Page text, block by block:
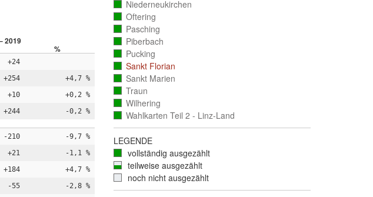
2019
%
+24
+254 +4,7 %
+10 +0,2 %
+244 -0,2 %
-210 -9,7 %
+21 -1,1 %
+184 +4,7 %
-55 -2,8 %
Niederneukirchen
(vollständig
ausgezählt)
Oftering
(vollständig
ausgezählt)
Pasching
(vollständig
ausgezählt)
Piberbach
(vollständig
ausgezählt)
Pucking
(vollständig
ausgezählt)
Sankt Florian
(vollständig
ausgezählt)
Sankt Marien
(vollständig
ausgezählt)
Traun
(vollständig
ausgezählt)
Wilhering
(vollständig
ausgezählt)
Wahlkarten Teil 2 - Linz-Land
(vollständig
LEGENDE
vollständig ausgezählt
teilweise ausgezählt
noch nicht ausgezählt